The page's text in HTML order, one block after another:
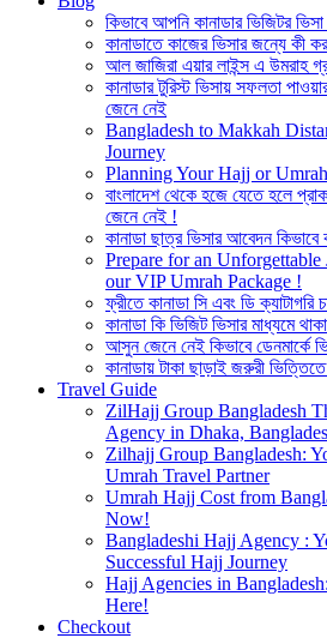
কিভাবে আপনি কানাডার ভিজিটর
কানাডাতে কাজের ভিসার জন্যে কী
আল জাজিরা এয়ার লাইন্স এ উমরাহ
কানাডার টুরিস্ট ভিসায় সফলতা
জেনে নেই
Bangladesh to Makkah
Journey
Planning Your Hajj or
বাংলাদেশ থেকে হজে যেতে হলে
জেনে নেই !
কানাডা ছাত্র ভিসার আবেদন
Prepare for an
our VIP Umrah Package !
ফ্রীতে কানাডা সি এবং ডি ক্যাটাগরি
কানাডা কি ভিজিট ভিসার মাধ্যমে
আসুন জেনে নেই কিভাবে ডেনমার্কে
কানাডায় টাকা ছাড়াই জরুরী
Travel Guide
ZilHajj Group Bangladesh
Agency in Dhaka,
Zilhajj Group Bangladesh:
Umrah Travel Partner
Umrah Hajj Cost from
Now!
Bangladeshi Hajj Agency :
Successful Hajj Journey
Hajj Agencies in
Here!
Checkout